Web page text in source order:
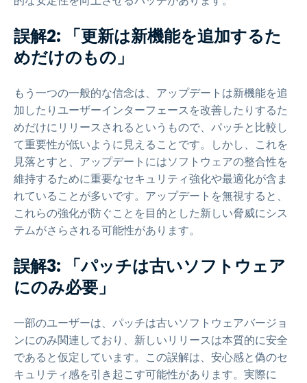
誤解2: 「更新は新機能を追加するた
めだけのもの」
もう一つの一般的な信念は、アップデートは新機能を追
加したりユーザーインターフェースを改善したりするた
めだけにリリースされるというもので、パッチと比較し
て重要性が低いように見えることです。しかし、これを
見落とすと、アップデートにはソフトウェアの整合性を
維持するために重要なセキュリティ強化や最適化が含ま
れていることが多いです。アップデートを無視すると、
これらの強化が防ぐことを目的とした新しい脅威にシス
テムがさらされる可能性があります。
誤解3: 「パッチは古いソフトウェア
にのみ必要」
一部のユーザーは、パッチは古いソフトウェアバージョ
ンにのみ関連しており、新しいリリースは本質的に安全
であると仮定しています。この誤解は、安心感と偽のセ
キュリティ感を引き起こす可能性があります。実際に